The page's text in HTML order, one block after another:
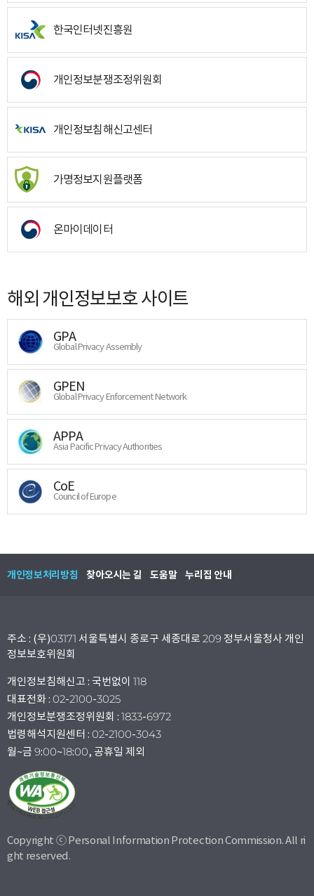
한국인터넷진흥원
개인정보분쟁조정위원회
개인정보침해신고센터
가명정보지원플랫폼
온마이데이터
해외 개인정보보호 사이트
GPA
Global Privacy Assembly
GPEN
Global Privacy Enforcement Network
APPA
Asia Pacific Privacy Authorities
CoE
Council of Europe
개인정보처리방침 찾아오시는 길 도움말 누리집 안내
주소 : (우)03171 서울특별시 종로구 세종대로 209 정부서울청사 개인
정보보호위원회
개인정보침해신고 : 국번없이 118
대표전화 : 02-2100-3025
개인정보분쟁조정위원회 : 1833-6972
법령해석지원센터 : 02-2100-3043
월~금 9:00~18:00, 공휴일 제외
Copyright ⓒ Personal Information Protection Commission. All ri
ght reserved.